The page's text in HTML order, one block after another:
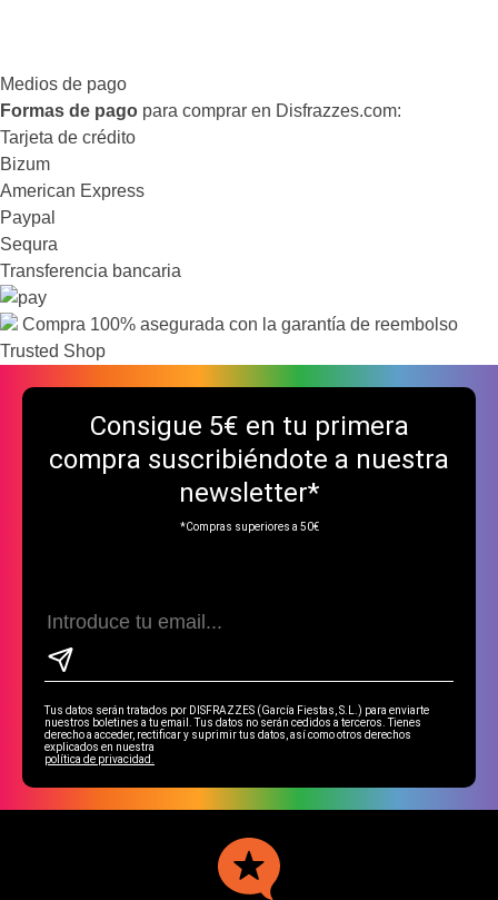
Medios de pago
Formas de pago para comprar en Disfrazzes.com:
Tarjeta de crédito
Bizum
American Express
Paypal
Sequra
Transferencia bancaria
Compra 100% asegurada con la garantía de reembolso
Trusted Shop
Consigue 5€ en tu primera
compra suscribiéndote a nuestra
newsletter*
*Compras superiores a 50€
Tus datos serán tratados por DISFRAZZES (García Fiestas, S.L.) para enviarte
nuestros boletines a tu email. Tus datos no serán cedidos a terceros. Tienes
derecho a acceder, rectificar y suprimir tus datos, así como otros derechos
explicados en nuestra
política de privacidad.